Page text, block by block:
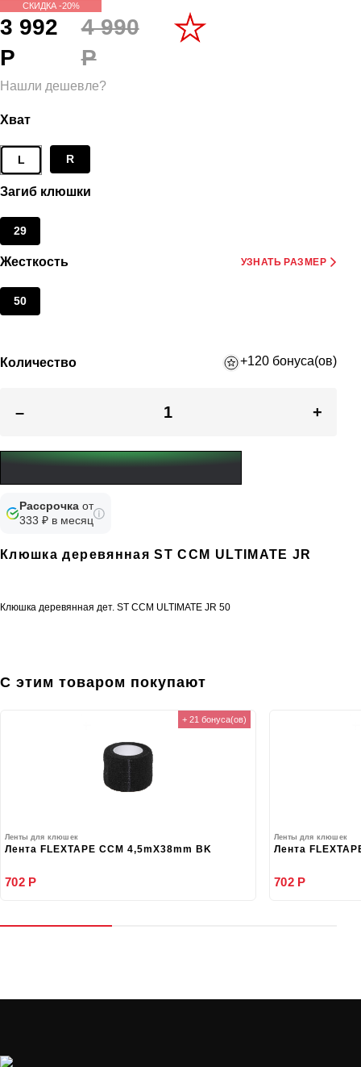
СКИДКА -20%
3 992
Р
4 990
Р
Нашли дешевле?
Хват
L R
Загиб клюшки
29
Жесткость УЗНАТЬ РАЗМЕР
50
Количество +120 бонуса(ов)
– +
Рассрочка от
333 ₽ в месяц
Клюшка деревянная ST CCM ULTIMATE JR
Клюшка деревянная дет. ST CCM ULTIMATE JR 50
С этим товаром покупают
+ 21 бонуса(ов)
Ленты для клюшек
Лента FLEXTAPE CCM 4,5mX38mm BK
702 Р
Ленты для клюшек
Лента
702 Р